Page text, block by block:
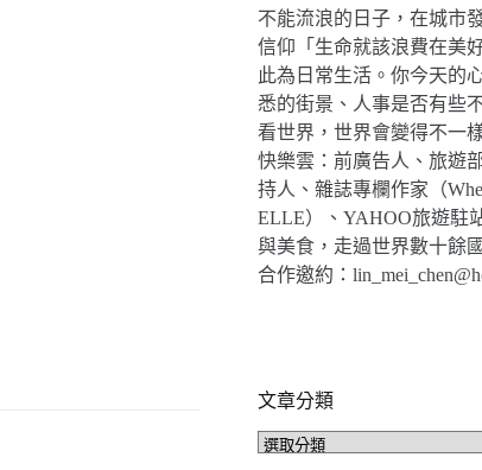
不能流浪的日子，在城市
信仰「生命就該浪費在美
此為日常生活。你今天的
悉的街景、人事是否有些
看世界，世界會變得不一
快樂雲：前廣告人、旅遊
持人、雜誌專欄作家（
ELLE）、YAHOO旅遊駐
與美食，走過世界數十餘
合作邀約：
文章分類
文